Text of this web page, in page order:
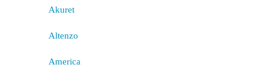
Akuret
Altenzo
America